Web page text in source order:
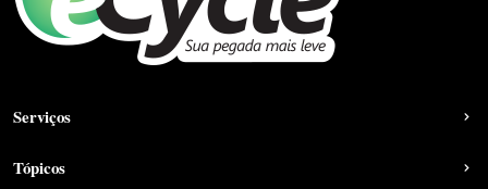
Serviços
Tópicos